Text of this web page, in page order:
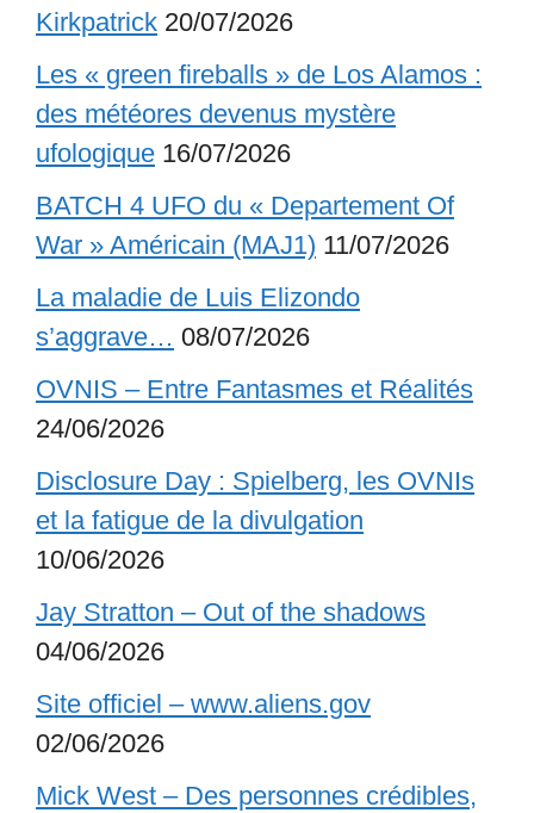
Kirkpatrick 20/07/2026
Les « green fireballs » de Los Alamos :
des météores devenus mystère
ufologique 16/07/2026
BATCH 4 UFO du « Departement Of
War » Américain (MAJ1) 11/07/2026
La maladie de Luis Elizondo
s’aggrave… 08/07/2026
OVNIS – Entre Fantasmes et Réalités
24/06/2026
Disclosure Day : Spielberg, les OVNIs
et la fatigue de la divulgation
10/06/2026
Jay Stratton – Out of the shadows
04/06/2026
Site officiel – www.aliens.gov
02/06/2026
Mick West – Des personnes crédibles,